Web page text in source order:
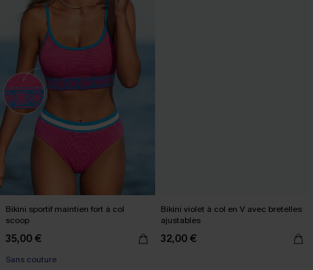
Bikini sportif maintien fort à col
scoop
35,00 €
Sans couture
Bikini violet à col en V avec bretelles
ajustables
32,00 €